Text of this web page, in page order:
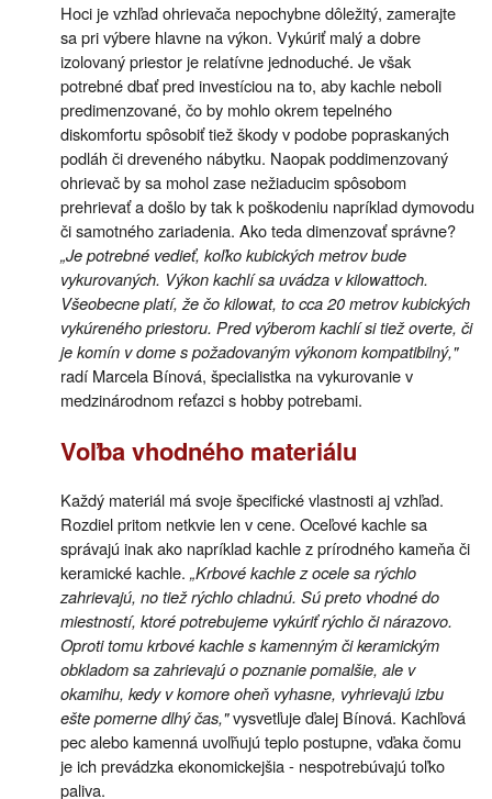
Hoci je vzhľad ohrievača nepochybne dôležitý, zamerajte
sa pri výbere hlavne na výkon. Vykúriť malý a dobre
izolovaný priestor je relatívne jednoduché. Je však
potrebné dbať pred investíciou na to, aby kachle neboli
predimenzované, čo by mohlo okrem tepelného
diskomfortu spôsobiť tiež škody v podobe popraskaných
podláh či dreveného nábytku. Naopak poddimenzovaný
ohrievač by sa mohol zase nežiaducim spôsobom
prehrievať a došlo by tak k poškodeniu napríklad dymovodu
či samotného zariadenia. Ako teda dimenzovať správne?
„Je potrebné vedieť, koľko kubických metrov bude
vykurovaných. Výkon kachlí sa uvádza v kilowattoch.
Všeobecne platí, že čo kilowat, to cca 20 metrov kubických
vykúreného priestoru. Pred výberom kachlí si tiež overte, či
je komín v dome s požadovaným výkonom kompatibilný,"
radí Marcela Bínová, špecialistka na vykurovanie v
medzinárodnom reťazci s hobby potrebami.
Voľba vhodného materiálu
Každý materiál má svoje špecifické vlastnosti aj vzhľad.
Rozdiel pritom netkvie len v cene. Oceľové kachle sa
správajú inak ako napríklad kachle z prírodného kameňa či
keramické kachle. „Krbové kachle z ocele sa rýchlo
zahrievajú, no tiež rýchlo chladnú. Sú preto vhodné do
miestností, ktoré potrebujeme vykúriť rýchlo či nárazovo.
Oproti tomu krbové kachle s kamenným či keramickým
obkladom sa zahrievajú o poznanie pomalšie, ale v
okamihu, kedy v komore oheň vyhasne, vyhrievajú izbu
ešte pomerne dlhý čas,"vysvetľuje ďalej Bínová. Kachľová
pec alebo kamenná uvoľňujú teplo postupne, vďaka čomu
je ich prevádzka ekonomickejšia - nespotrebúvajú toľko
paliva.